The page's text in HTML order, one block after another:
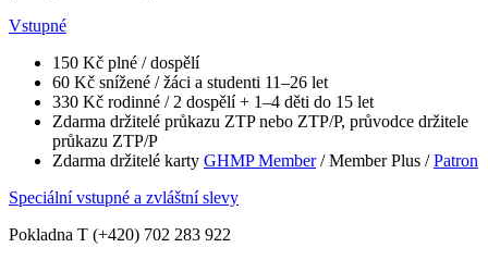
Vstupné
150 Kč plné / dospělí
60 Kč snížené / žáci a studenti 11–26 let
330 Kč rodinné / 2 dospělí + 1–4 děti do 15 let
Zdarma držitelé průkazu ZTP nebo ZTP/P, průvodce držitele
průkazu ZTP/P
Zdarma držitelé karty GHMP Member/ Member Plus /Patron
Speciální vstupné a zvláštní slevy
Pokladna T (+420) 702 283 922